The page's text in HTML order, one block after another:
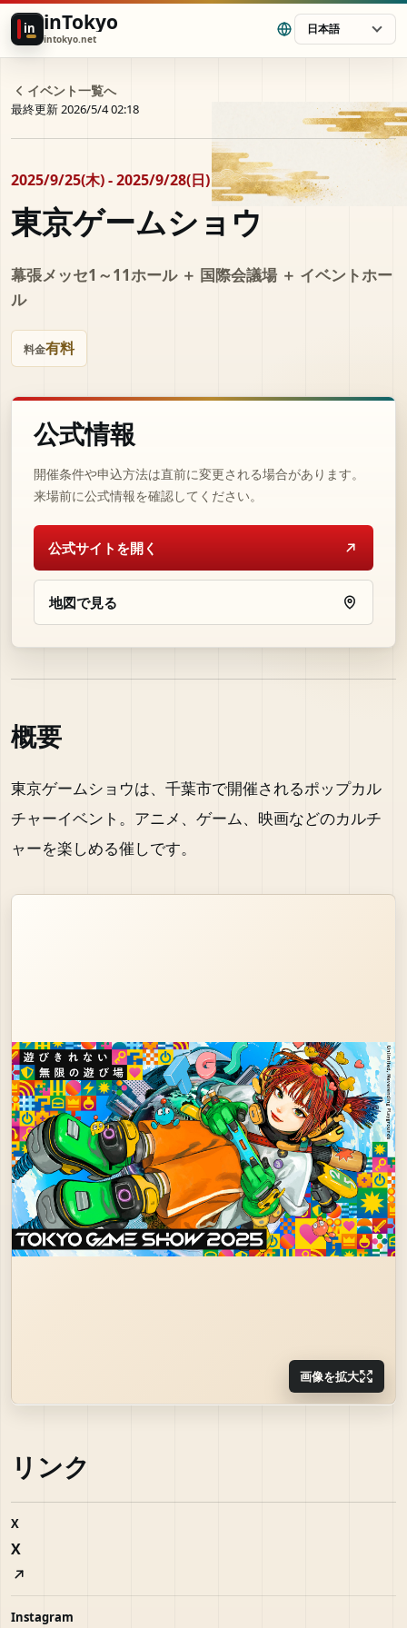
in inTokyo
intokyo.net
日本語
イベント一覧へ
最終更新 2026/5/4 02:18
2025/9/25(木) - 2025/9/28(日)
東京ゲームショウ
幕張メッセ1～11ホール ＋ 国際会議場 ＋ イベントホー
ル
料金有料
公式情報
開催条件や申込方法は直前に変更される場合があります。
来場前に公式情報を確認してください。
公式サイトを開く
地図で見る
概要
東京ゲームショウは、千葉市で開催されるポップカル
チャーイベント。アニメ、ゲーム、映画などのカルチ
ャーを楽しめる催しです。
画像を拡大
リンク
X
X
Instagram